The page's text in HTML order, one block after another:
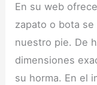
En su web
zapato o bota
nuestro pie. De
dimensiones
su horma. En el